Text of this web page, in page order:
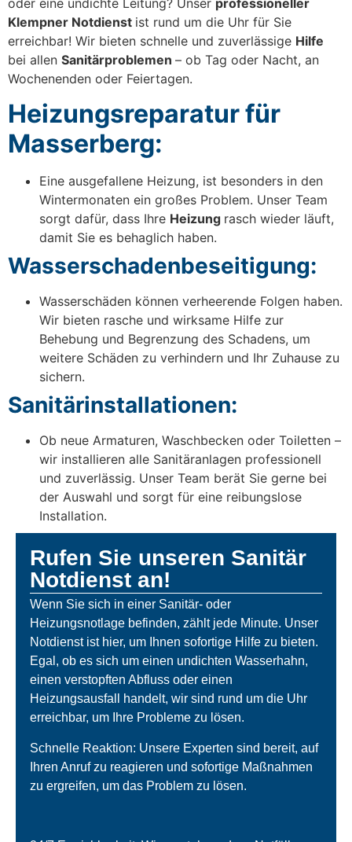
Klempner Notdienst ist rund um die Uhr für Sie
erreichbar! Wir bieten schnelle und zuverlässige Hilfe
bei allen Sanitärproblemen – ob Tag oder Nacht, an
Wochenenden oder Feiertagen.
Heizungsreparatur für
Masserberg:
Eine ausgefallene Heizung, ist besonders in den
Wintermonaten ein großes Problem. Unser Team
sorgt dafür, dass Ihre Heizung rasch wieder läuft,
damit Sie es behaglich haben.
Wasserschadenbeseitigung:
Wasserschäden können verheerende Folgen haben.
Wir bieten rasche und wirksame Hilfe zur
Behebung und Begrenzung des Schadens, um
weitere Schäden zu verhindern und Ihr Zuhause zu
sichern.
Sanitärinstallationen:
Ob neue Armaturen, Waschbecken oder Toiletten –
wir installieren alle Sanitäranlagen professionell
und zuverlässig. Unser Team berät Sie gerne bei
der Auswahl und sorgt für eine reibungslose
Installation.
Rufen Sie unseren Sanitär
Notdienst an!
Wenn Sie sich in einer Sanitär- oder
Heizungsnotlage befinden, zählt jede Minute. Unser
Notdienst ist hier, um Ihnen sofortige Hilfe zu bieten.
Egal, ob es sich um einen undichten Wasserhahn,
einen verstopften Abfluss oder einen
Heizungsausfall handelt, wir sind rund um die Uhr
erreichbar, um Ihre Probleme zu lösen.
Schnelle Reaktion: Unsere Experten sind bereit, auf
Ihren Anruf zu reagieren und sofortige Maßnahmen
zu ergreifen, um das Problem zu lösen.